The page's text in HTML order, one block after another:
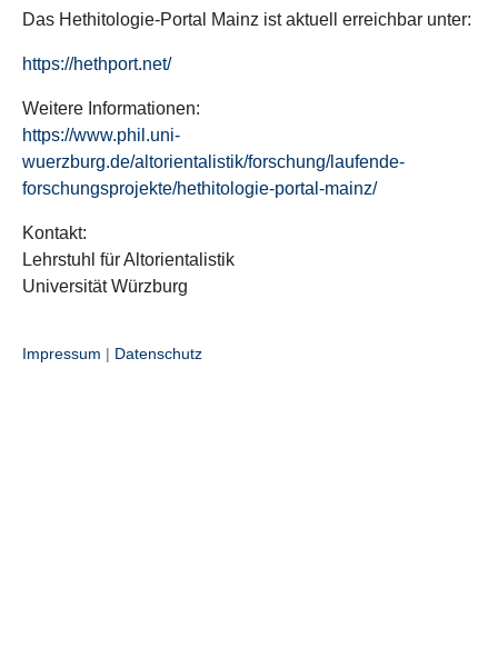
Das Hethitologie-Portal Mainz ist aktuell erreichbar unter:
https://hethport.net/
Weitere Informationen:
https://www.phil.uni-
wuerzburg.de/altorientalistik/forschung/laufende-
forschungsprojekte/hethitologie-portal-mainz/
Kontakt:
Lehrstuhl für Altorientalistik
Universität Würzburg
Impressum | Datenschutz